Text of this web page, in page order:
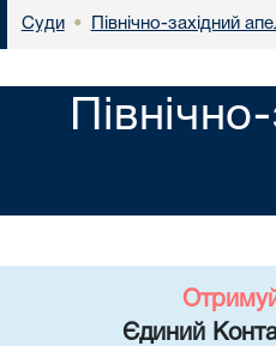
Суди • Північно-західний
Єдиний